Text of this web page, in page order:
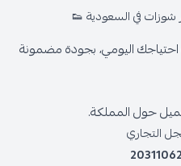
في السعودية 👟
اليومي، بجودة مضمونة
التجاري